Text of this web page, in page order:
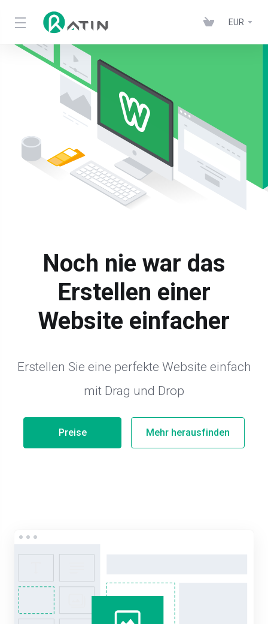
EUR
Noch nie war das
Erstellen einer
Website einfacher
Erstellen Sie eine perfekte Website einfach
mit Drag und Drop
Preise Mehr herausfinden